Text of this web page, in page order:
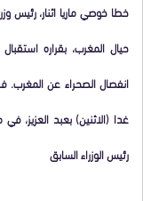
خطا خوصي ماريا اثنار، رئيس
حيال المغرب، بقراره
انفصال الصحراء عن المغرب.
غدا (الاثنين) بعبد العزيز،
رئيس الوزراء السابق